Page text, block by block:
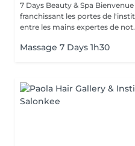
7 Days Beauty & Spa Bienvenue dans notre institut, En
franchissant les portes de
entre les mains expertes de
Massage 7 Days 1h30